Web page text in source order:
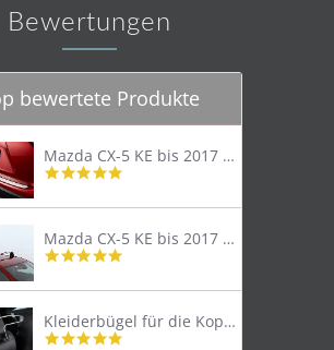
Bewertungen
bewertete Produkte
Mazda CX-5 KE bis 2017 Trittschutzleiste Edelstahl original
4.8
rating
Mazda CX-5 KE bis 2017 Lastenträger Dachträger
4.9
rating
Kleiderbügel für die Kopfstütze
4.9